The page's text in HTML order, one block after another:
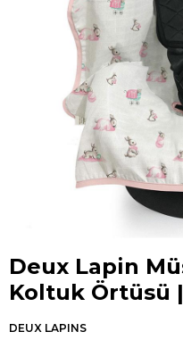
Deux Lapin
Koltuk Örtüsü
DEUX LAPINS